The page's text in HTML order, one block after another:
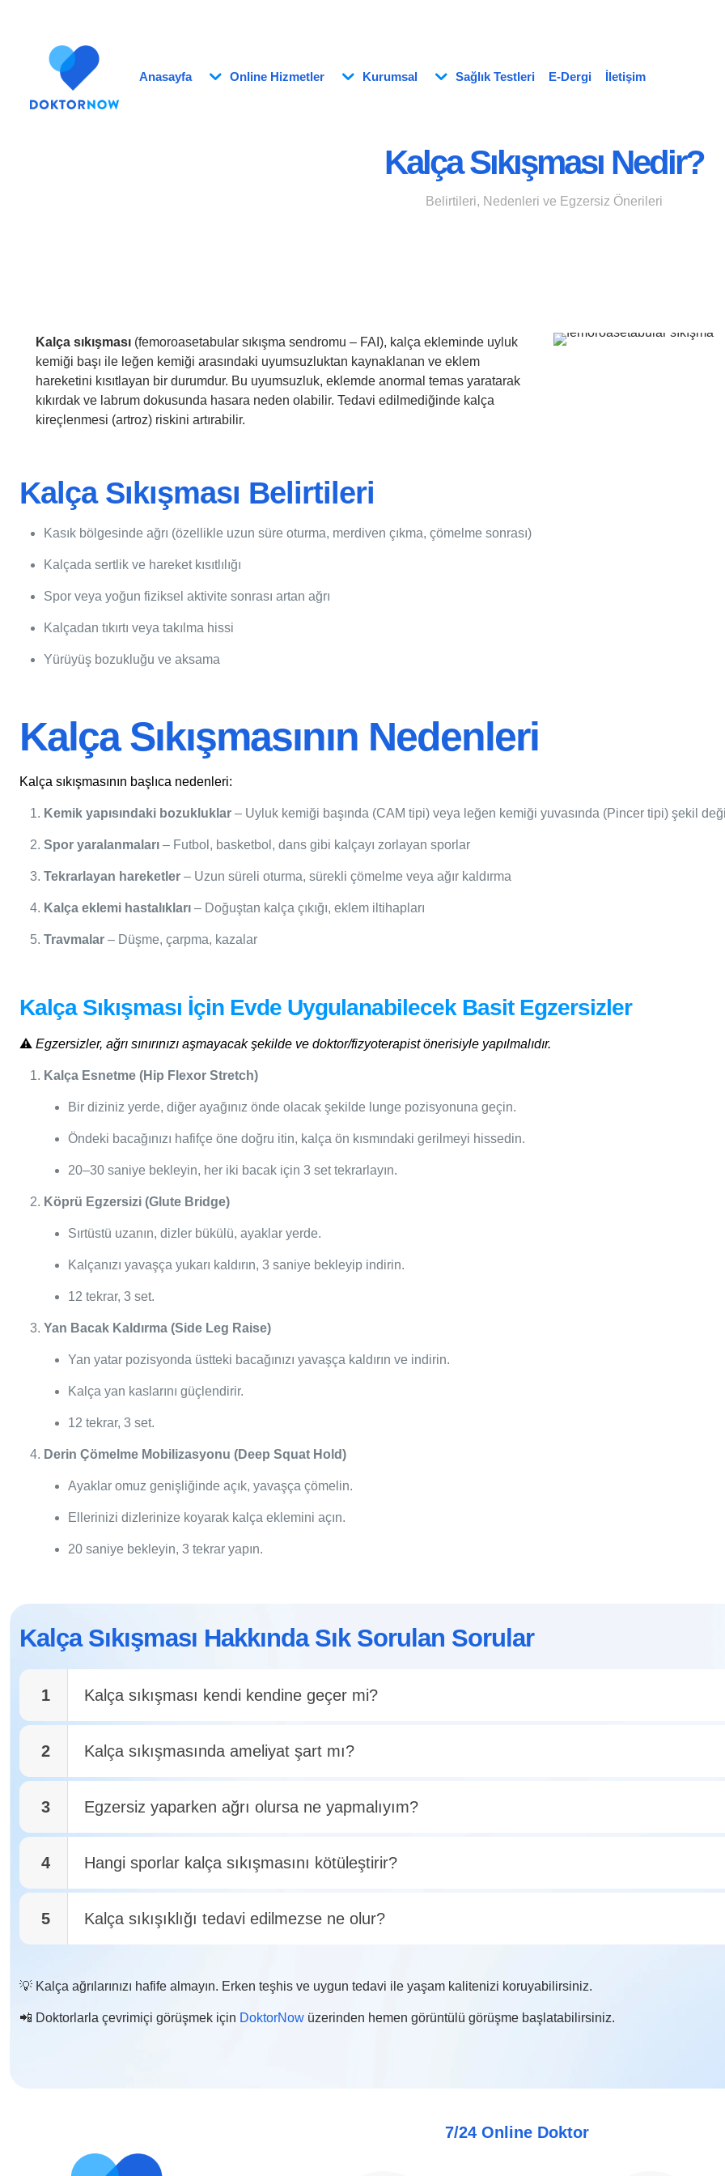
Anasayfa Online Hizmetler Kurumsal Sağlık Testleri E-Dergi İletişim
Kalça Sıkışması Nedir?
Belirtileri, Nedenleri ve Egzersiz Önerileri
Kalça sıkışması (femoroasetabular sıkışma sendromu – FAI), kalça ekleminde uyluk
kemiği başı ile leğen kemiği arasındaki uyumsuzluktan kaynaklanan ve eklem
hareketini kısıtlayan bir durumdur. Bu uyumsuzluk, eklemde anormal temas yaratarak
kıkırdak ve labrum dokusunda hasara neden olabilir. Tedavi edilmediğinde kalça
kireçlenmesi (artroz) riskini artırabilir.
Kalça Sıkışması Belirtileri
Kasık bölgesinde ağrı (özellikle uzun süre oturma, merdiven çıkma, çömelme sonrası)
Kalçada sertlik ve hareket kısıtlılığı
Spor veya yoğun fiziksel aktivite sonrası artan ağrı
Kalçadan tıkırtı veya takılma hissi
Yürüyüş bozukluğu ve aksama
Kalça Sıkışmasının Nedenleri
Kalça sıkışmasının başlıca nedenleri:
Kemik yapısındaki bozukluklar – Uyluk kemiği başında (CAM tipi) veya leğen kemiği yuvasında (Pincer tipi) şekil
Spor yaralanmaları – Futbol, basketbol, dans gibi kalçayı zorlayan sporlar
Tekrarlayan hareketler – Uzun süreli oturma, sürekli çömelme veya ağır kaldırma
Kalça eklemi hastalıkları – Doğuştan kalça çıkığı, eklem iltihapları
Travmalar – Düşme, çarpma, kazalar
Kalça Sıkışması İçin Evde Uygulanabilecek Basit Egzersizler
⚠️ Egzersizler, ağrı sınırınızı aşmayacak şekilde ve doktor/fizyoterapist önerisiyle yapılmalıdır.
Kalça Esnetme (Hip Flexor Stretch)
Bir diziniz yerde, diğer ayağınız önde olacak şekilde lunge pozisyonuna geçin.
Öndeki bacağınızı hafifçe öne doğru itin, kalça ön kısmındaki gerilmeyi hissedin.
20–30 saniye bekleyin, her iki bacak için 3 set tekrarlayın.
Köprü Egzersizi (Glute Bridge)
Sırtüstü uzanın, dizler bükülü, ayaklar yerde.
Kalçanızı yavaşça yukarı kaldırın, 3 saniye bekleyip indirin.
12 tekrar, 3 set.
Yan Bacak Kaldırma (Side Leg Raise)
Yan yatar pozisyonda üstteki bacağınızı yavaşça kaldırın ve indirin.
Kalça yan kaslarını güçlendirir.
12 tekrar, 3 set.
Derin Çömelme Mobilizasyonu (Deep Squat Hold)
Ayaklar omuz genişliğinde açık, yavaşça çömelin.
Ellerinizi dizlerinize koyarak kalça eklemini açın.
20 saniye bekleyin, 3 tekrar yapın.
Kalça Sıkışması Hakkında Sık Sorulan Sorular
1 Kalça sıkışması kendi kendine geçer mi?
2 Kalça sıkışmasında ameliyat şart mı?
3 Egzersiz yaparken ağrı olursa ne yapmalıyım?
4 Hangi sporlar kalça sıkışmasını kötüleştirir?
5 Kalça sıkışıklığı tedavi edilmezse ne olur?
💡 Kalça ağrılarınızı hafife almayın. Erken teşhis ve uygun tedavi ile yaşam kalitenizi koruyabilirsiniz.
📲 Doktorlarla çevrimiçi görüşmek için DoktorNow üzerinden hemen görüntülü görüşme başlatabilirsiniz.
7/24 Online Doktor